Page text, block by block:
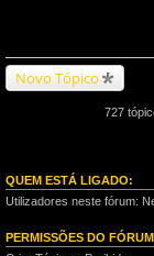
Novo Tópico
727
QUEM ESTÁ LIGADO:
Utilizadores neste fórum:
PERMISSÕES DO FÓRUM